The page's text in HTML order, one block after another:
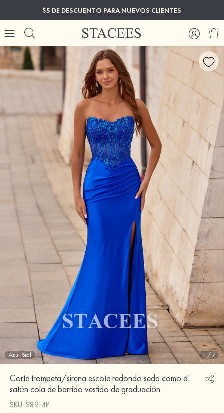
$5 DE DESCUENTO PARA NUEVOS CLIENTES
Azul Real 1 /7
Corte trompeta/sirena escote redondo seda como el
satén cola de barrido vestido de graduación
SKU: S8914P